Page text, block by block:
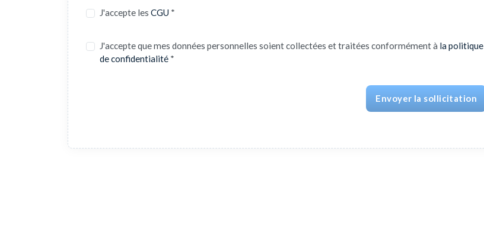
J'accepte les CGU *
J'accepte que mes données personnelles soient collectées et traitées conformément à la politique
de confidentialité*
Envoyer la sollicitation